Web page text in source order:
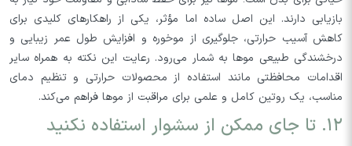
بازیابی دارند. این اصل ساده اما مؤثر، یکی از راهکارهای کلیدی برای
کاهش آسیب حرارتی، جلوگیری از موخوره و افزایش طول عمر زیبایی و
درخشندگی طبیعی موها به شمار می‌رود. رعایت این نکته به همراه سایر
اقدامات محافظتی مانند استفاده از محصولات حرارتی و تنظیم دمای
مناسب، یک روتین کامل و علمی برای مراقبت از موها فراهم می‌کند.
۱۲. تا جای ممکن از سشوار استفاده نکنید